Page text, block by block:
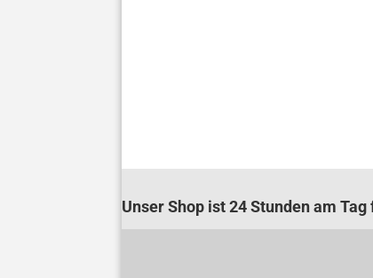
Unser Shop ist 24 Stunden am